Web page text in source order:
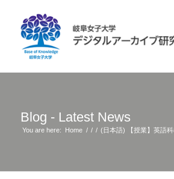
Blog - Latest News
You are here: Home / / / (日本語) 【授業】英語科